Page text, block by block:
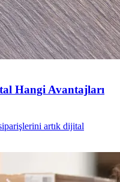
Hangi Avantajları
artık dijital